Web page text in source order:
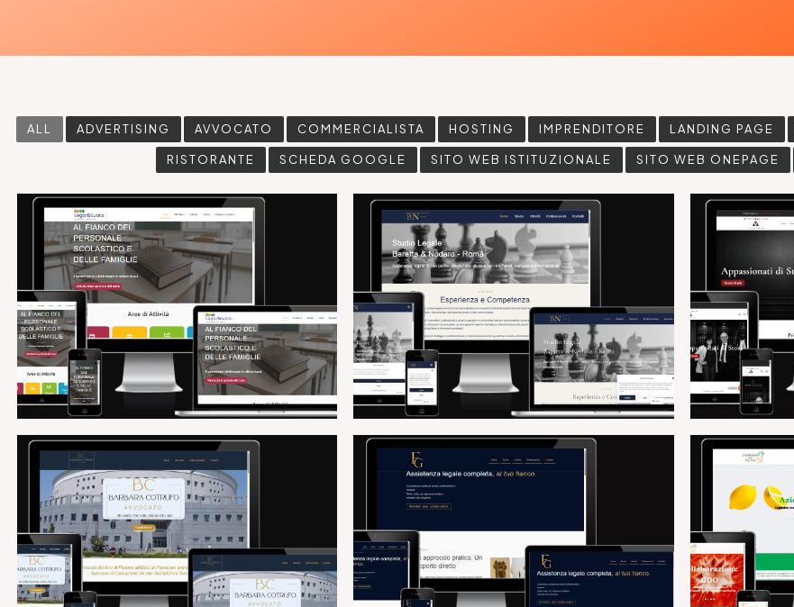
ALL ADVERTISING AVVOCATO COMMERCIALISTA HOSTING IMPRENDITORE LANDING PAGE
RISTORANTE SCHEDA GOOGLE SITO WEB ISTITUZIONALE SITO WEB ONEPAGE